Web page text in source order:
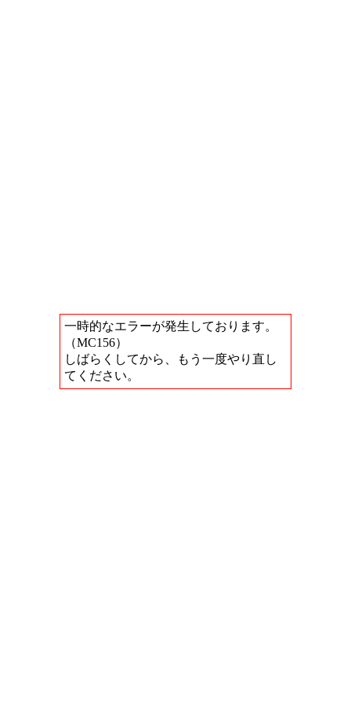
一時的なエラーが発生しております。
（MC156）
しばらくしてから、もう一度やり直し
てください。